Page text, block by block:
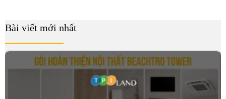
Bài viết mới nhất